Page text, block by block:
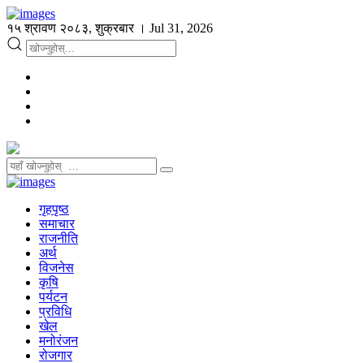
१५ श्रावण २०८३, शुक्रबार । Jul 31, 2026
गृहपृष्ठ
समाचार
राजनीति
अर्थ
विजनेस
कृषि
पर्यटन
प्रविधि
खेल
मनोरंजन
रोजगार